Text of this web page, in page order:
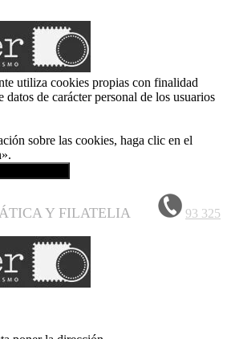
utiliza cookies propias con finalidad
datos de carácter personal de los usuarios
sobre las cookies, haga clic en el
Y FILATELIA
93 325